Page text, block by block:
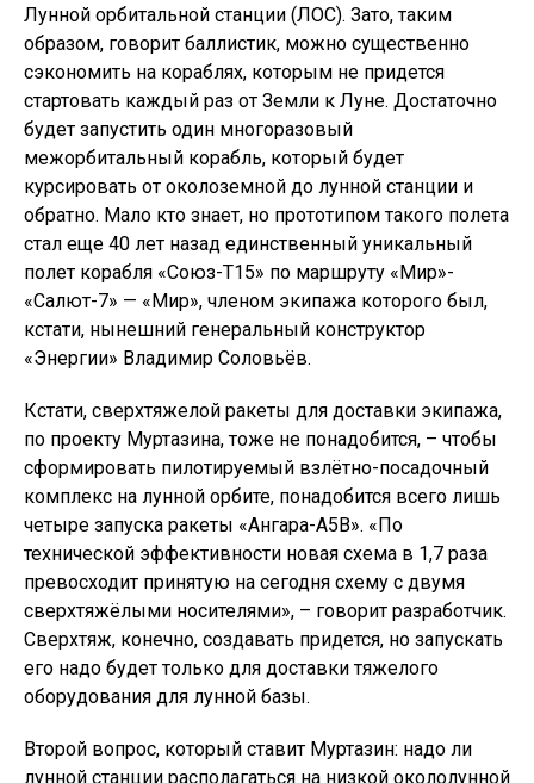
Лунной орбитальной станции (ЛОС). Зато, таким
образом, говорит баллистик, можно существенно
сэкономить на кораблях, которым не придется
стартовать каждый раз от Земли к Луне. Достаточно
будет запустить один многоразовый
межорбитальный корабль, который будет
курсировать от околоземной до лунной станции и
обратно. Мало кто знает, но прототипом такого полета
стал еще 40 лет назад единственный уникальный
полет корабля «Союз-Т15» по маршруту «Мир»-
«Салют-7» — «Мир», членом экипажа которого был,
кстати, нынешний генеральный конструктор
«Энергии» Владимир Соловьёв.
Кстати, сверхтяжелой ракеты для доставки экипажа,
по проекту Муртазина, тоже не понадобится, – чтобы
сформировать пилотируемый взлётно-посадочный
комплекс на лунной орбите, понадобится всего лишь
четыре запуска ракеты «Ангара-А5В». «По
технической эффективности новая схема в 1,7 раза
превосходит принятую на сегодня схему с двумя
сверхтяжёлыми носителями», – говорит разработчик.
Сверхтяж, конечно, создавать придется, но запускать
его надо будет только для доставки тяжелого
оборудования для лунной базы.
Второй вопрос, который ставит Муртазин: надо ли
лунной станции располагаться на низкой окололунной